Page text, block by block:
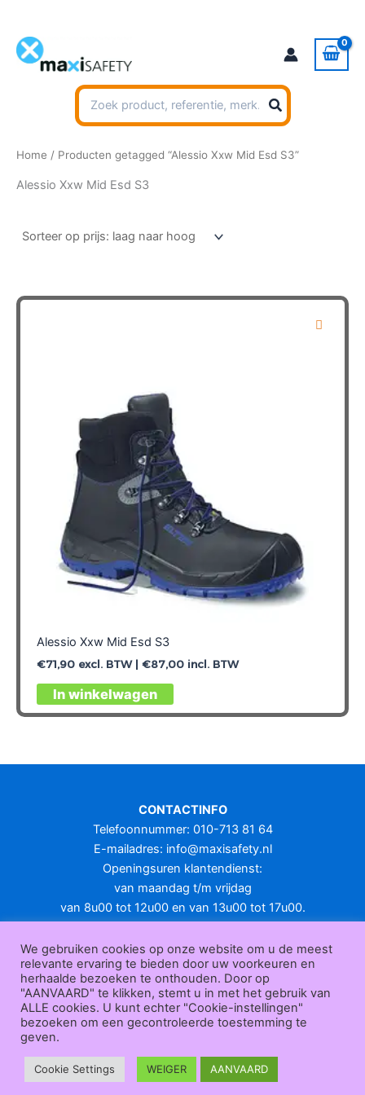
inhoud
Zoeken
naar:
Home / Producten getagged “Alessio Xxw Mid Esd S3”
Alessio Xxw Mid Esd S3
Alessio Xxw Mid Esd S3
€71,90excl. BTW | €87,00incl. BTW
In winkelwagen
Dit
product
variaties.
optie
gekozen
worden
op
productpagina
CONTACTINFO
Telefoonnummer: 010-713 81 64
E-mailadres: info@maxisafety.nl
Openingsuren klantendienst:
van maandag t/m vrijdag
van 8u00 tot 12u00 en van 13u00 tot 17u00.
KLANTENSERVICE
Over
ons|Bedrijfsgegevens| F.A.Q.|Bestelprocedure | Betaling
ending | Retourneren|Herroepingsrecht|Herroepingsfunctie
ederverkoop|Bedrukken|Contact
Algemene voorwaarden
Maxisafety.nl © 2026
We gebruiken cookies op onze website om u de meest
relevante ervaring te bieden door uw voorkeuren en
herhaalde bezoeken te onthouden. Door op
"AANVAARD" te klikken, stemt u in met het gebruik van
ALLE cookies. U kunt echter "Cookie-instellingen"
bezoeken om een gecontroleerde toestemming te
geven.
Cookie Settings WEIGER AANVAARD